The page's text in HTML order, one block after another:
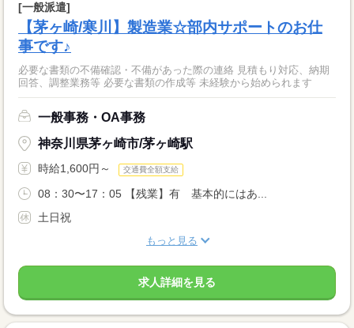
[一般派遣]
【茅ヶ崎/寒川】製造業☆部内サポートのお仕
事です♪
必要な書類の不備確認・不備があった際の連絡 見積もり対応、納期
回答、調整業務等 必要な書類の作成等 未経験から始められます
一般事務・OA事務
神奈川県茅ヶ崎市/茅ヶ崎駅
時給1,600円～ 交通費全額支給
08：30〜17：05 【残業】有 基本的にはあ...
土日祝
もっと見る
求人詳細を見る